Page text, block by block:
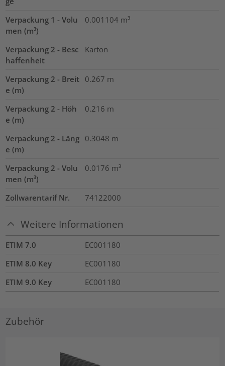
Verpackung 1 - Volu
men (m³)
0.001104 m³
Verpackung 2 - Besc
haffenheit
Karton
Verpackung 2 - Breit
e (m)
0.267 m
Verpackung 2 - Höh
e (m)
0.216 m
Verpackung 2 - Läng
e (m)
0.3048 m
Verpackung 2 - Volu
men (m³)
0.0176 m³
Zollwarentarif Nr. 74122000
Weitere Informationen
ETIM 7.0
EC001180
ETIM 8.0 Key
EC001180
ETIM 9.0 Key
EC001180
Zubehör